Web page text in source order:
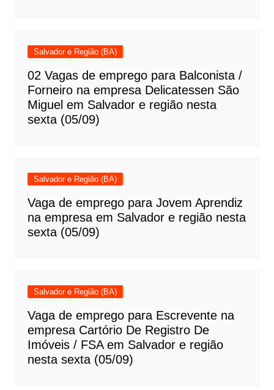
Salvador e Região (BA)
02 Vagas de emprego para Balconista /
Forneiro na empresa Delicatessen São
Miguel em Salvador e região nesta
sexta (05/09)
Salvador e Região (BA)
Vaga de emprego para Jovem Aprendiz
na empresa em Salvador e região nesta
sexta (05/09)
Salvador e Região (BA)
Vaga de emprego para Escrevente na
empresa Cartório De Registro De
Imóveis / FSA em Salvador e região
nesta sexta (05/09)